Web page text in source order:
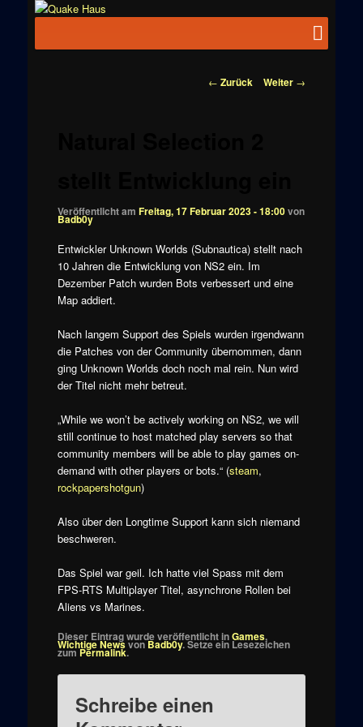
News zu
Beitragsnavigation
← Zurück Weiter →
Veröffentlicht am Freitag, 17 Februar 2023 - 18:00von
Badb0y
Entwickler Unknown Worlds (Subnautica) stellt nach
10 Jahren die Entwicklung von NS2 ein. Im
Dezember Patch wurden Bots verbessert und eine
Map addiert.
Nach langem Support des Spiels wurden irgendwann
die Patches von der Community übernommen, dann
ging Unknown Worlds doch noch mal rein. Nun wird
der Titel nicht mehr betreut.
„While we won’t be actively working on NS2, we will
still continue to host matched play servers so that
community members will be able to play games on-
demand with other players or bots.“ (steam,
rockpapershotgun)
Also über den Longtime Support kann sich niemand
beschweren.
Das Spiel war geil. Ich hatte viel Spass mit dem
FPS-RTS Multiplayer Titel, asynchrone Rollen bei
Aliens vs Marines.
Dieser Eintrag wurde veröffentlicht inGames,
Wichtige NewsvonBadb0y. Setze ein Lesezeichen
zumPermalink.
Schreibe einen